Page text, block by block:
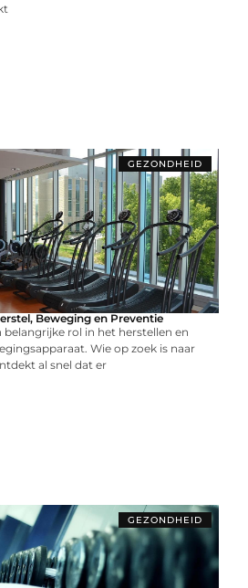
GEZONDHEID
Beweging en Preventie
belangrijke rol in het herstellen en
Wie op zoek is naar
al snel dat er
GEZONDHEID